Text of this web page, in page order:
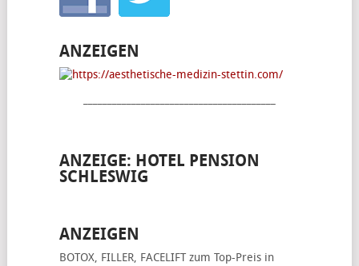
ANZEIGEN
ANZEIGE: HOTEL PENSION
SCHLESWIG
ANZEIGEN
BOTOX, FILLER, FACELIFTzum Top-Preis in